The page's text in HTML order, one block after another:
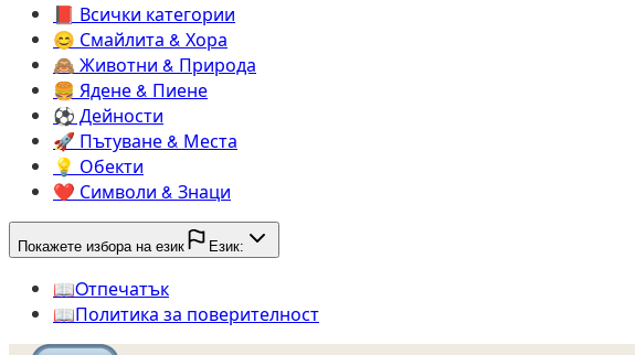
📕️ Всички категории
😊️ Смайлита & Хора
🙈️ Животни & Природа
🍔️ Ядене & Пиене
⚽️ Дейности
🚀️ Пътуване & Места
💡️ Обекти
❤️ Символи & Знаци
Покажете избора на език Език:
📖️Oтпечатък
📖️Политика за поверителност